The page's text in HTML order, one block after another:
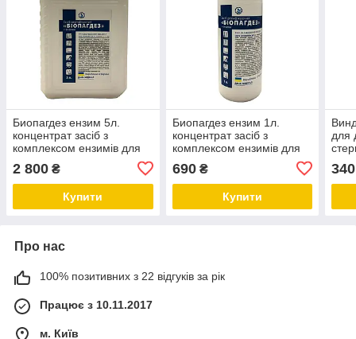
Биопагдез ензим 5л.
концентрат засіб з
комплексом ензимів для
2 800 ₴
Купити
Биопагдез ензим 1л.
концентрат засіб з
комплексом ензимів для
690₴
Купити
для
340
Про нас
100% позитивних з 22 відгуків за рік
Працює з 10.11.2017
м. Київ